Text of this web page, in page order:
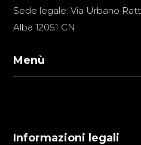
Sede legale: Via Urbano
Alba 12051 CN
Menù
Informazioni legali